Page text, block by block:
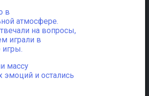
в
атмосфере.
на вопросы,
играли в
массу
эмоций и остались